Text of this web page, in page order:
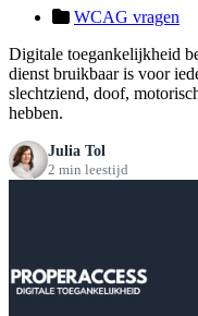
WCAG vragen
Digitale toegankelijkheid
dienst bruikbaar is voor
slechtziend, doof,
hebben.
Julia Tol
2 min leestijd